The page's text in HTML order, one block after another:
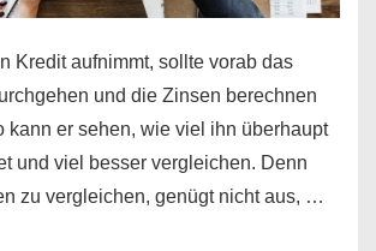
Kredit aufnimmt, sollte vorab das
und die Zinsen berechnen
kann er sehen, wie viel ihn überhaupt
und viel besser vergleichen. Denn
zu vergleichen, genügt nicht aus, …